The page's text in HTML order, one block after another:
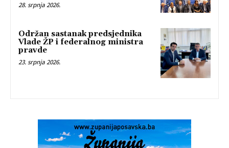
28. srpnja 2026.
Održan sastanak predsjednika
Vlade ŽP i federalnog ministra
pravde
23. srpnja 2026.